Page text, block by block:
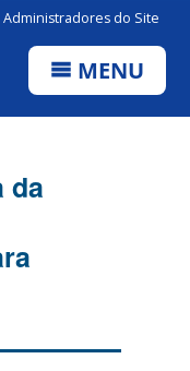
Administradores do Site
MENU
da